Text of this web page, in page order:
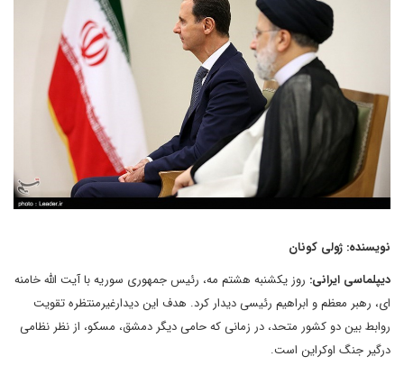
نویسنده: ژولی کونان
دیپلماسی ایرانی: روز یکشنبه هشتم مه، رئیس جمهوری سوریه با آیت الله خامنه
ای، رهبر معظم و ابراهیم رئیسی دیدار کرد. هدف این دیدارغیرمنتظره تقویت
روابط بین دو کشور متحد، در زمانی که حامی دیگر دمشق، مسکو، از نظر نظامی
درگیر جنگ اوکراین است.